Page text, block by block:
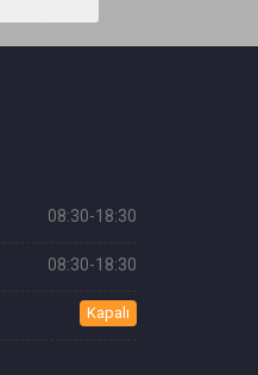
08:30-18:30
08:30-18:30
Kapalı